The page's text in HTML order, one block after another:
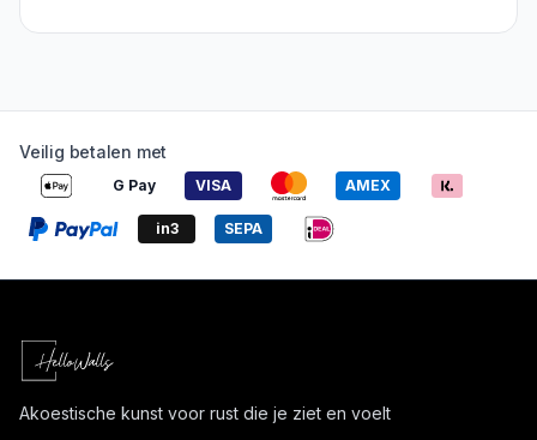
Veilig betalen met
G Pay VISA AMEX
in3 SEPA
Akoestische kunst voor rust die je ziet en voelt